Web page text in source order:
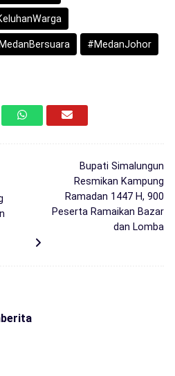
#MedanJohor
Bupati Simalungun
Resmikan Kampung
Ramadan 1447 H, 900
Peserta Ramaikan Bazar
dan Lomba